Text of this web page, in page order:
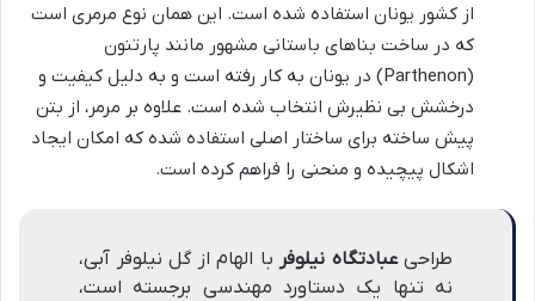
از کشور یونان استفاده شده است. این همان نوع مرمری است
که در ساخت بناهای باستانی مشهور مانند پارتنون
(Parthenon) در یونان به کار رفته است و به دلیل کیفیت و
درخشش بی نظیرش انتخاب شده است. علاوه بر مرمر، از بتن
پیش ساخته برای ساختار اصلی استفاده شده که امکان ایجاد
اشکال پیچیده و منحنی را فراهم کرده است.
طراحیعبادتگاه نیلوفر با الهام از گل نیلوفر آبی،
نه تنها یک دستاورد مهندسی برجسته است،